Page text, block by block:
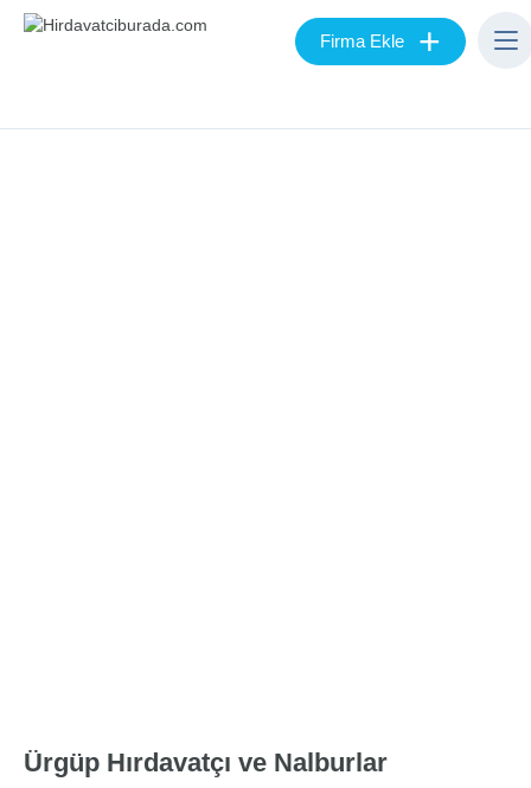
Firma Ekle +
Ürgüp Hırdavatçı ve Nalburlar